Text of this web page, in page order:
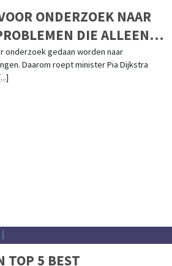
ONDERZOEK NAAR
DIE ALLEEN
onderzoek gedaan worden naar
Daarom roept minister Pia Dijkstra
TOP 5 BEST